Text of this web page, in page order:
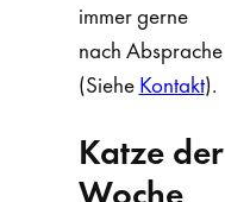
immer gerne
nach Absprache
(Siehe Kontakt).
Katze der